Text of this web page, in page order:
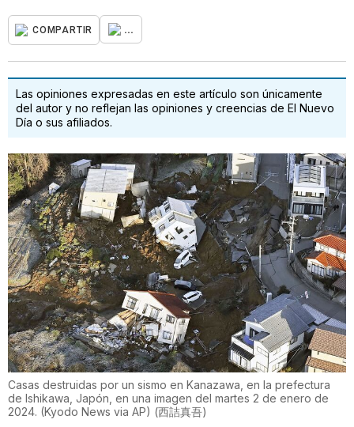
COMPARTIR ...
Las opiniones expresadas en este artículo son únicamente
del autor y no reflejan las opiniones y creencias de El Nuevo
Día o sus afiliados.
Casas destruidas por un sismo en Kanazawa, en la prefectura
de Ishikawa, Japón, en una imagen del martes 2 de enero de
2024. (Kyodo News via AP) (西詰真吾)